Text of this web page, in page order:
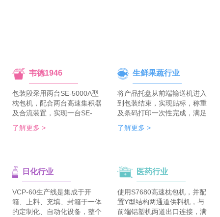
韦德1946
包装段采用两台SE-5000A型
枕包机，配合两台高速集积器
及合流装置，实现一台SE-
5700A-BX枕包机完成整线的
集合包包装，分道装置完成生
器、一侧配集合包集积器，实
现在一台机器上完成两种形式
的自动装箱。 占地空间减
半，一条生产线实现两种形式
的包装及装箱，人员数量减半
了解更多 >
生鲜果蔬行业
将产品托盘从前端输送机进入
到包装结束，实现贴标，称重
及条码打印一次性完成，满足
客户包装效率120个/min的包
装需求。 多种物品包装的兼
了解更多 >
日化行业
VCP-60生产线是集成于开
箱、上料、充填、封箱于一体
的定制化、自动化设备，整个
医药行业
使用S7680高速枕包机，并配
置Y型结构两通道供料机，与
前端铝塑机两道出口连接，满